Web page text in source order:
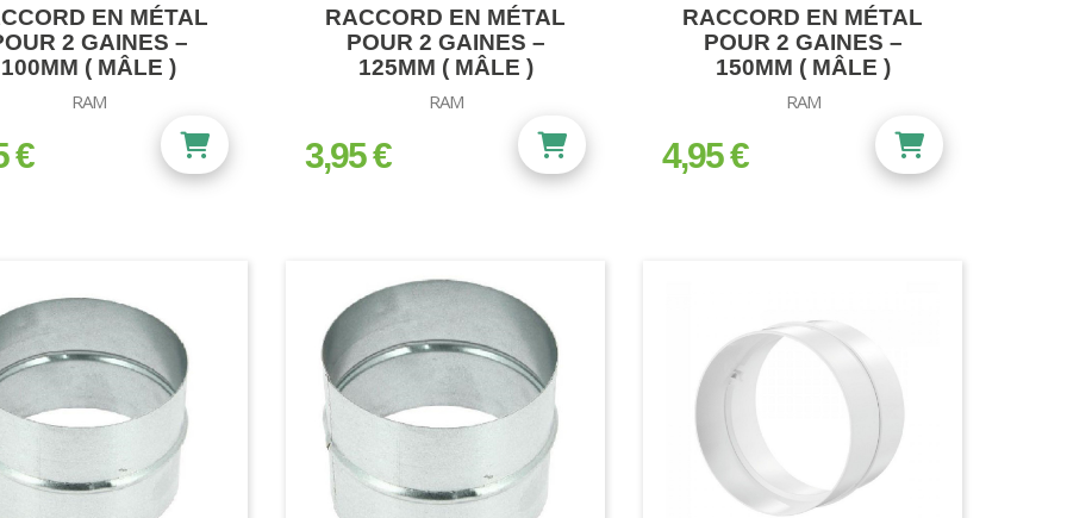
EN MÉTAL
2 GAINES –
100MM ( MÂLE )
RAM
€
RACCORD EN MÉTAL
POUR 2 GAINES –
125MM ( MÂLE )
RAM
prix
3,95 €
RACCORD EN MÉTAL
POUR 2 GAINES –
150MM ( MÂLE )
RAM
prix
4,95 €